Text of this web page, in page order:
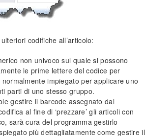
codifiche all’articolo:
non univoco sul quale si possono
le prime lettere del codice per
impiegato per applicare uno
parti di uno stesso gruppo.
gestire il barcode assegnato dal
al fine di ‘prezzare’ gli articoli con
sarà cura del programma gestirlo
più dettagliatamente come gestire il